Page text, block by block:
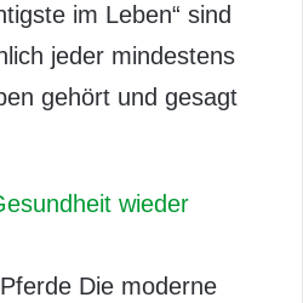
im Leben“ sind
jeder mindestens
gehört und gesagt
wieder
Die moderne